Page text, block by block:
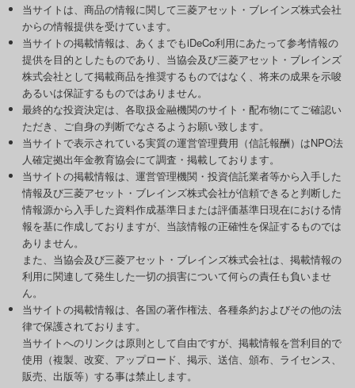
当サイトは、商品の情報に関して三菱アセット・ブレインズ株式会社
からの情報提供を受けています。
当サイトの掲載情報は、あくまでもiDeCo利用にあたって参考情報の
提供を目的としたものであり、当協会及び三菱アセット・ブレインズ
株式会社として掲載商品を推奨するものではなく、将来の成果を示唆
あるいは保証するものではありません。
最終的な投資決定は、各取扱金融機関のサイト・配布物にてご確認い
ただき、ご自身の判断でなさるようお願い致します。
当サイトで表示されている実質の運営管理費用（信託報酬）はNPO法
人確定拠出年金教育協会にて調査・掲載しております。
当サイトの掲載情報は、運営管理機関・投資信託業者等から入手した
情報及び三菱アセット・ブレインズ株式会社が信頼できると判断した
情報源から入手した資料作成基準日または評価基準日現在における情
報を基に作成しておりますが、当該情報の正確性を保証するものでは
ありません。
また、当協会及び三菱アセット・ブレインズ株式会社は、掲載情報の
利用に関連して発生した一切の損害について何らの責任も負いませ
ん。
当サイトの掲載情報は、各国の著作権法、各種条約およびその他の法
律で保護されております。
当サイトへのリンクは原則として自由ですが、掲載情報を営利目的で
使用（複製、改変、アップロード、掲示、送信、頒布、ライセンス、
販売、出版等）する事は禁止します。